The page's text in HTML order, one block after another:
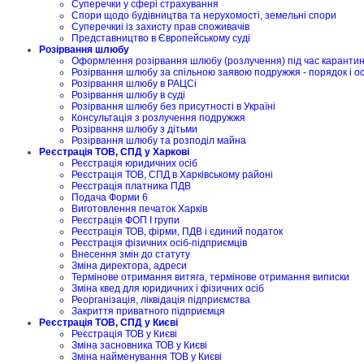
Суперечки у сфері страхування
Спори щодо будівництва та нерухомості, земельні спори
Суперечкиі із захисту прав споживачів
Представництво в Європейському суді
Розірвання шлюбу
Оформлення розірвання шлюбу (розлучення) під час
Розірвання шлюбу за спільною заявою подружжя - порядок і
Розірвання шлюбу в РАЦСі
Розірвання шлюбу в суді
Розірвання шлюбу без присутності в Україні
Консультація з розлучення подружжя
Розірвання шлюбу з дітьми
Розірвання шлюбу та розподіл майна
Реєстрація ТОВ, СПД у Харкові
Реєстрація юридичних осіб
Реєстрація ТОВ, СПД в Харківському районі
Реєстрація платника ПДВ
Подача Форми 6
Виготовлення печаток Харків
Реєстрація ФОП I групи
Реєстрація ТОВ, фірми, ПДВ і єдиний податок
Реєстрація фізичних осіб-підприємців
Внесення змін до статуту
Зміна директора, адреси
Термінове отримання витяга, термінове отримання виписки
Зміна квед для юридичних і фізичних осіб
Реорганізація, ліквідація підприємства
Закриття приватного підприємця
Реєстрація ТОВ, СПД у Києві
Реєстрація ТОВ у Києві
Зміна засновника ТОВ у Києві
Зміна найменування ТОВ у Києві